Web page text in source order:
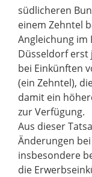
südlicheren
einem Zehntel
Angleichung im
Düsseldorf erst
bei Einkünften
(ein Zehntel),
damit ein
zur Verfügung.
Aus dieser
Änderungen
insbesondere
die